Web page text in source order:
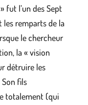
fut l’un des Sept
remparts de la
le chercheur
la « vision
détruire les
fils
totalement (qui